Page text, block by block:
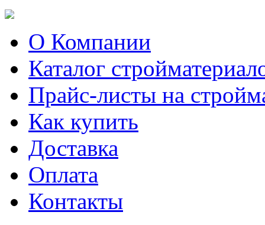
О Компании
Каталог
Прайс-листы на
Как купить
Доставка
Оплата
Контакты